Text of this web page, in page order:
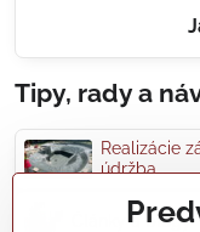
Tipy, rady a
Realizácie
údržba...
Články a blogy